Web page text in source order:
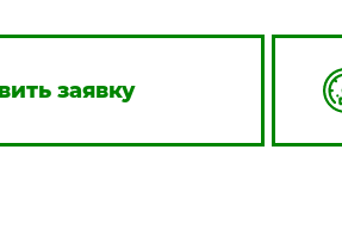
заявку